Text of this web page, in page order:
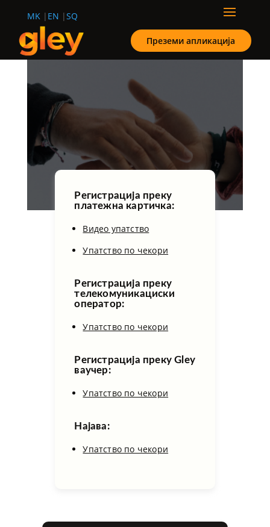
MK EN SQ
Преземи апликација
Регистрација преку
платежна картичка:
Видео упатство
Упатство по чекори
Регистрација преку
телекомуникациски
оператор:
Упатство по чекори
Регистрација преку Gley
ваучер:
Упатство по чекори
Најава:
Упатство по чекори